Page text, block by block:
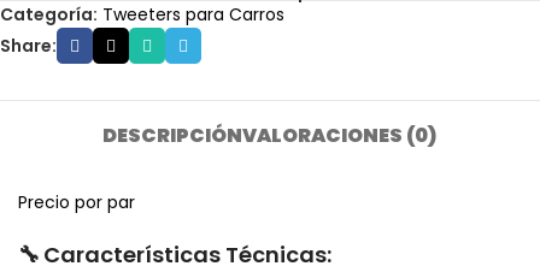
Categoría: Tweeters para Carros
Share:
DESCRIPCIÓNVALORACIONES (0)
Precio por par
🔧 Características Técnicas: